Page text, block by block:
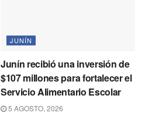
JUNÍN
Junín recibió una inversión de
$107 millones para fortalecer el
Servicio Alimentario Escolar
5 AGOSTO, 2026